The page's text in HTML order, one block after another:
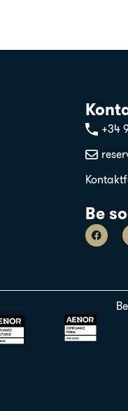
+34
Be